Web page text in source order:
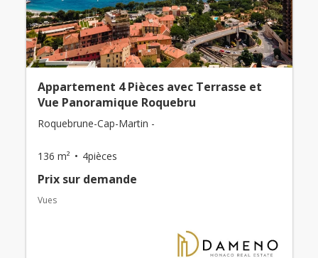
Appartement 4 Pièces avec Terrasse et
Vue Panoramique Roquebru
Roquebrune-Cap-Martin -
136 m² 4pièces
Prix ​​sur demande
Vues